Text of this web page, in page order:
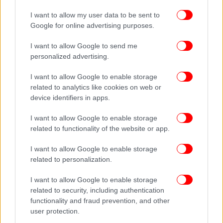
I want to allow my user data to be sent to
Google for online advertising purposes.
I want to allow Google to send me
personalized advertising.
I want to allow Google to enable storage
related to analytics like cookies on web or
device identifiers in apps.
I want to allow Google to enable storage
related to functionality of the website or app.
I want to allow Google to enable storage
related to personalization.
I want to allow Google to enable storage
related to security, including authentication
functionality and fraud prevention, and other
user protection.